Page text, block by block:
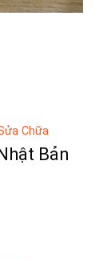
Chữa
Bản